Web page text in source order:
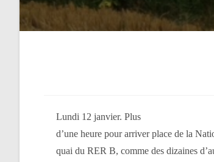
Lundi 12 janvier. Plus
d’une heure pour arriver place de la
quai du RER B, comme des dizaines